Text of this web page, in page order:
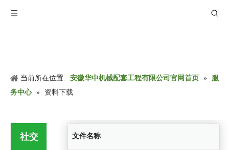
当前所在位置: 安徽华中机械配套工程有限公司官网首页 »
服
务中心 » 资料下载
社交 文件名称